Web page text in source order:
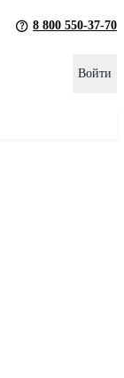
8 800 550-37-70
Войти